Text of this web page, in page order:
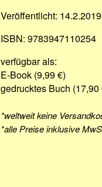
Veröffentlicht: 14.2.2019
ISBN: 9783947110254
verfügbar als:
E-Book (9,99 €)
gedrucktes Buch (17,90
*weltweit keine
*alle Preise inklusive